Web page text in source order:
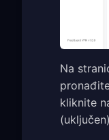
Na
kliknite